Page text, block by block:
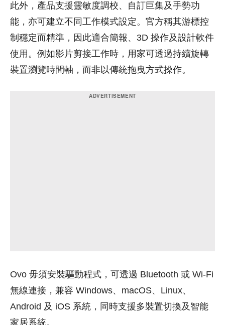
此外，產品支援靈敏度調校、自訂巨集及手勢功
能，亦可建立不同工作模式設定。官方稱其游標控
制穩定而精準，因此適合簡報、3D 操作及設計軟件
使用。例如影片剪接工作時，用家可透過持續旋轉
裝置瀏覽時間軸，而非以傳統拖曳方式操作。
Ovo 毋須安裝驅動程式，可透過 Bluetooth 或 Wi-Fi
無線連接，兼容 Windows、macOS、Linux、
Android 及 iOS 系統，同時支援多裝置切換及智能
家居系統。